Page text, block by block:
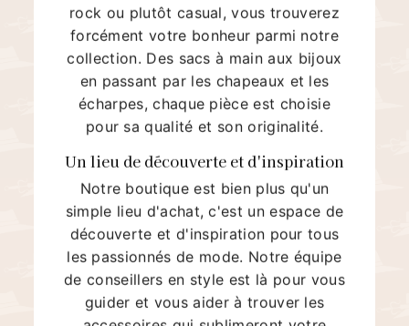
rock ou plutôt casual, vous trouverez
forcément votre bonheur parmi notre
collection. Des sacs à main aux bijoux
en passant par les chapeaux et les
écharpes, chaque pièce est choisie
pour sa qualité et son originalité.
Un lieu de découverte et d'inspiration
Notre boutique est bien plus qu'un
simple lieu d'achat, c'est un espace de
découverte et d'inspiration pour tous
les passionnés de mode. Notre équipe
de conseillers en style est là pour vous
guider et vous aider à trouver les